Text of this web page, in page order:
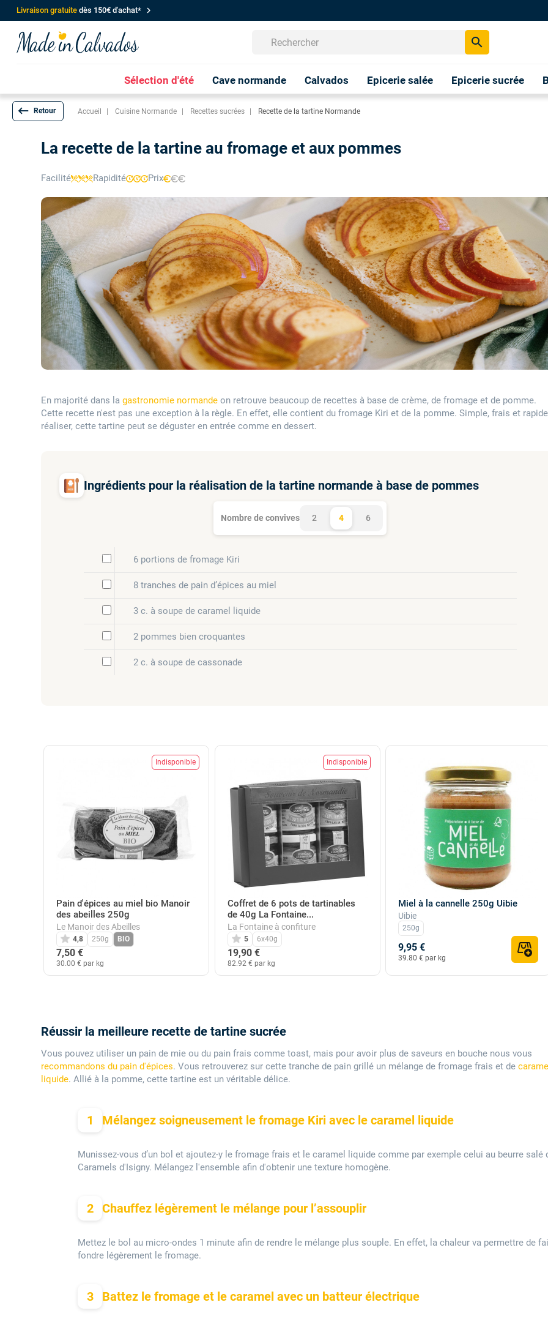
Livraison gratuitedès 150€ d'achat* chevron_right
search
Sélection d'été Cave normande Calvados Epicerie salée Epicerie sucrée
keyboard_backspace Accueil Cuisine Normande Recettes sucrées Recette de la tartine Normande
La recette de la tartine au fromage et aux pommes
Facilité Rapidité Prix
En majorité dans lagastronomie normande on retrouve beaucoup de recettes à base de crème, de fromage et de pomme.
Cette recette n'est pas une exception à la règle. En effet, elle contient du fromage Kiri et de la pomme. Simple, frais et
réaliser, cette tartine peut se déguster en entrée comme en dessert.
Ingrédients pour la réalisation de la tartine normande à base de pommes
Nombre de convives 2 4 6
6 portions de fromage Kiri
8 tranches de pain d’épices au miel
3 c. à soupe de caramel liquide
2 pommes bien croquantes
2 c. à soupe de cassonade
Indisponible
Pain d'épices au miel bio Manoir
des abeilles 250g
Le Manoir des Abeilles
4,8 250g BIO
7,50 €
30.00 € par kg
Indisponible
Coffret de 6 pots de tartinables
de 40g La Fontaine...
La Fontaine à confiture
5 6x40g
19,90 €
82.92 € par kg
Miel à la cannelle 250g Uibie
Uibie
250g
9,95 €
39.80 € par kg
Réussir la meilleure recette de tartine sucrée
Vous pouvez utiliser un pain de mie ou du pain frais comme toast, mais pour avoir plus de saveurs en bouche nous vous
recommandons du pain d'épices. Vous retrouverez sur cette tranche de pain grillé un mélange de fromage frais et decaramel
liquide. Allié à la pomme, cette tartine est un véritable délice.
1 Mélangez soigneusement le fromage Kiri avec le caramel liquide
Munissez-vous d’un bol et ajoutez-y le fromage frais et le caramel liquide comme par exemple celui au beurre salé
Caramels d'Isigny. Mélangez l'ensemble afin d'obtenir une texture homogène.
2 Chauffez légèrement le mélange pour l’assouplir
Mettez le bol au micro-ondes 1 minute afin de rendre le mélange plus souple. En effet, la chaleur va permettre de
fondre légèrement le fromage.
3 Battez le fromage et le caramel avec un batteur électrique